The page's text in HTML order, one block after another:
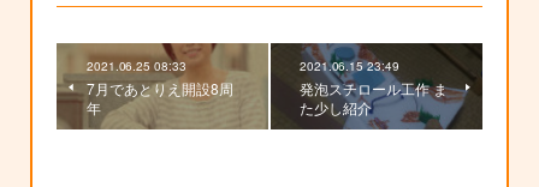
2021.06.25 08:33
7月であとりえ開設8周
年
2021.06.15 23:49
発泡スチロール工作 ま
た少し紹介